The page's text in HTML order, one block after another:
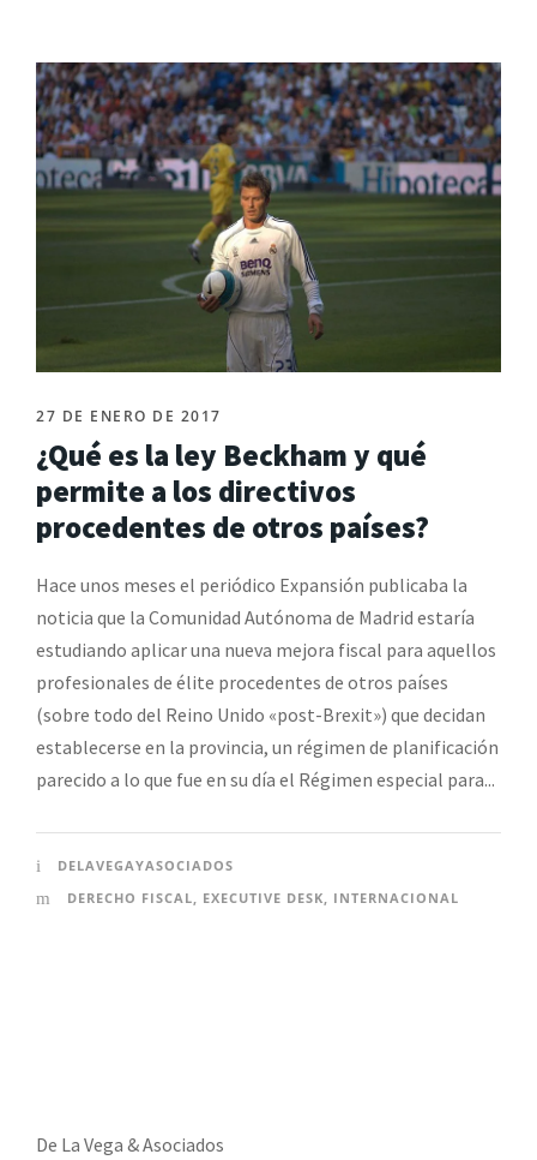
27 DE ENERO DE 2017
¿Qué es la ley Beckham y qué
permite a los directivos
procedentes de otros países?
Hace unos meses el periódico Expansión publicaba la
noticia que la Comunidad Autónoma de Madrid estaría
estudiando aplicar una nueva mejora fiscal para aquellos
profesionales de élite procedentes de otros países
(sobre todo del Reino Unido «post-Brexit») que decidan
establecerse en la provincia, un régimen de planificación
parecido a lo que fue en su día el Régimen especial para...
DELAVEGAYASOCIADOS
DERECHO FISCAL
EXECUTIVE DESK INTERNACIONAL
De La Vega & Asociados